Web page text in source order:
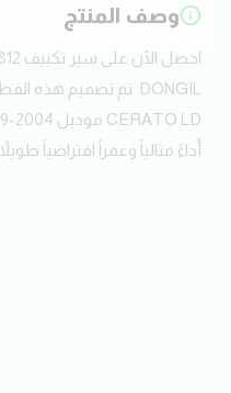
وصف المنتج
أداءً مثالياً وعمراً افتراضياً طويلاً.